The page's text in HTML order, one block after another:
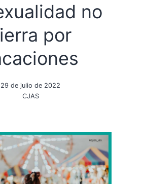
no
por
29 de julio de 2022
CJAS